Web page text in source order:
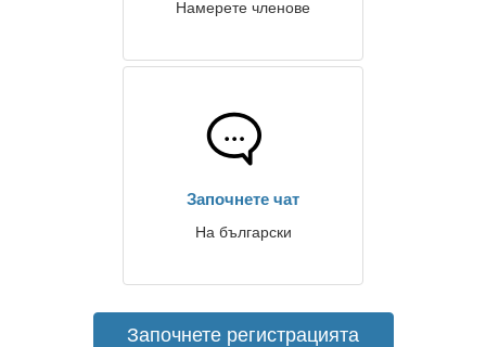
Намерете членове
Започнете чат
На български
Започнете регистрацията